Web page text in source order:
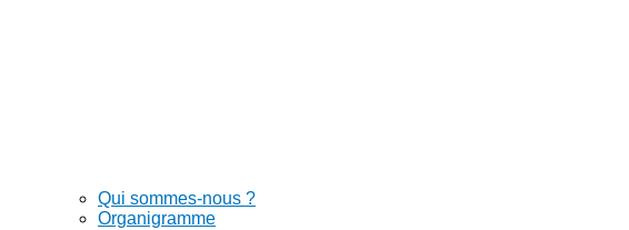
Qui sommes-nous ?
Organigramme